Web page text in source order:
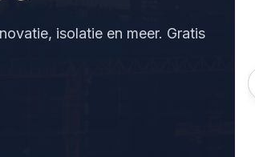
isolatie en meer. Gratis